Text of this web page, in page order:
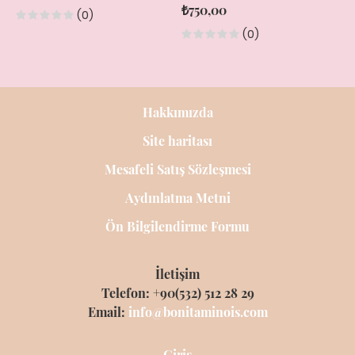
(0)
₺750,00
(0)
Hakkımızda
Site haritası
Mesafeli Satış Sözleşmesi
Aydınlatma Metni
Ön Bilgilendirme Formu
İletişim
Telefon: +90(532) 512 28 29
Email: info@bonitaminois.com